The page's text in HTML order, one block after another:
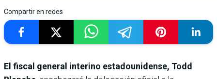
Compartir en redes
El fiscal general interino estadounidense, Todd